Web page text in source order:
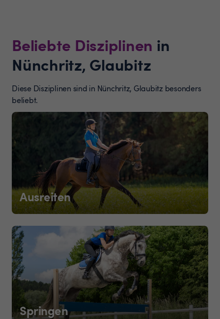
Beliebte Disziplinen in
Nünchritz, Glaubitz
Diese Disziplinen sind in Nünchritz, Glaubitz besonders
beliebt.
Ausreiten
Springen